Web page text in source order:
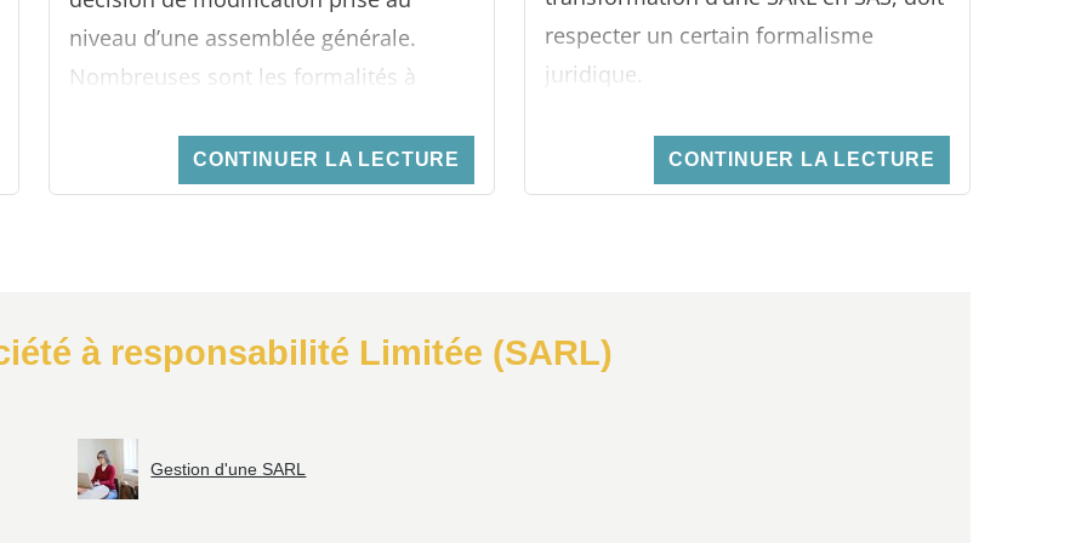
niveau d’une assemblée générale.
Nombreuses sont les formalités à
les différentes publications en vue
d’annoncer le changement.
CONTINUER LA LECTURE
respecter un certain formalisme
juridique.
CONTINUER LA LECTURE
à responsabilité Limitée (SARL)
Gestion d'une SARL